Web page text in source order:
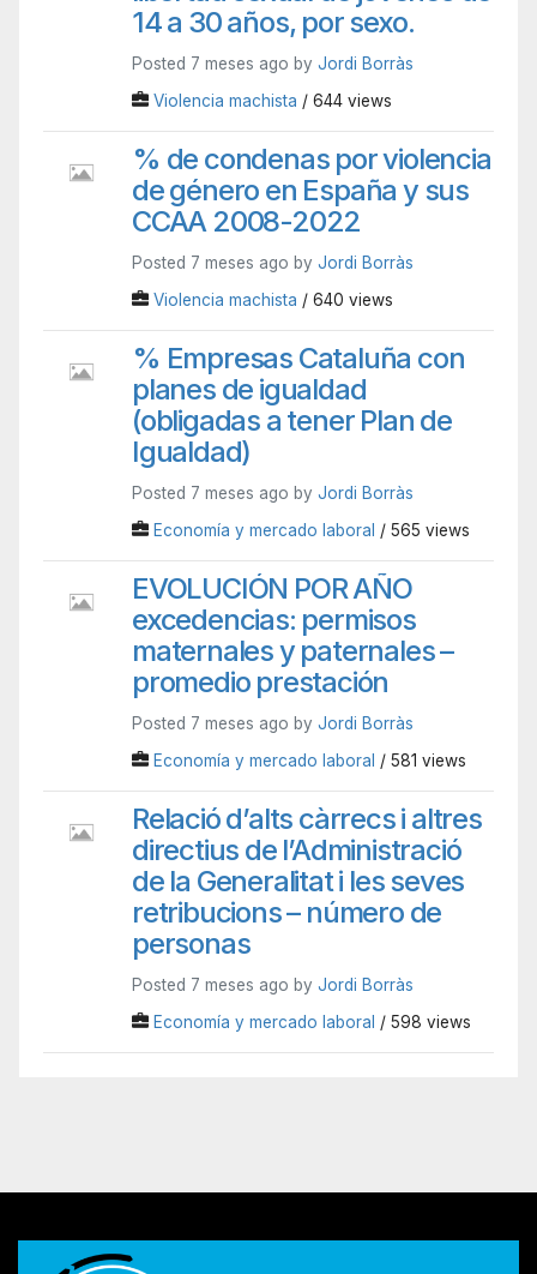
14 a 30 años, por sexo.
Posted 7 meses ago by Jordi Borràs
Violencia machista / 644 views
% de condenas por violencia
de género en España y sus
CCAA 2008-2022
Posted 7 meses ago by Jordi Borràs
Violencia machista / 640 views
% Empresas Cataluña con
planes de igualdad
(obligadas a tener Plan de
Igualdad)
Posted 7 meses ago by Jordi Borràs
Economía y mercado laboral / 565 views
EVOLUCIÓN POR AÑO
excedencias: permisos
maternales y paternales –
promedio prestación
Posted 7 meses ago by Jordi Borràs
Economía y mercado laboral / 581 views
Relació d’alts càrrecs i altres
directius de l’Administració
de la Generalitat i les seves
retribucions – número de
personas
Posted 7 meses ago by Jordi Borràs
Economía y mercado laboral / 598 views